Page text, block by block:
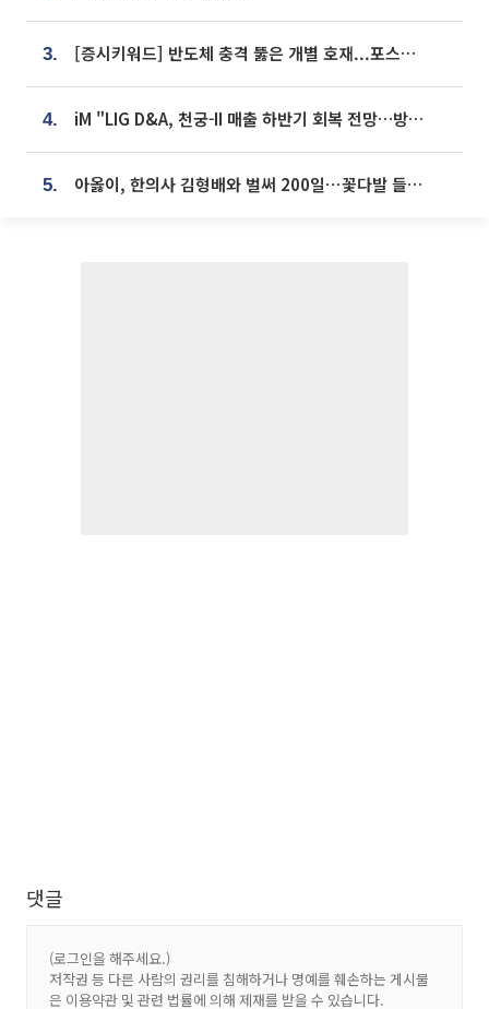
3. [증시키워드] 반도체 충격 뚫은 개별 호재...포스코퓨처엠·에코프로·한화솔루션 '눈길'
4. iM "LIG D&A, 천궁-II 매출 하반기 회복 전망…방산 톱픽 유지"
5. 아옳이, 한의사 김형배와 벌써 200일⋯꽃다발 들고 "프러포즈 아냐"
댓글